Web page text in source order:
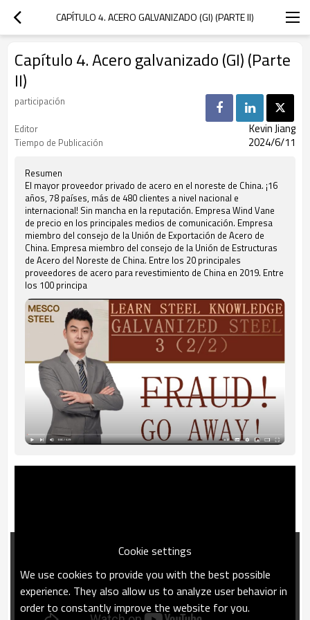
CAPÍTULO 4. ACERO GALVANIZADO (GI) (PARTE II)
Capítulo 4. Acero galvanizado (GI) (Parte
II)
participación
Editor
Kevin Jiang
Tiempo de Publicación 2024/6/11
Resumen
El mayor proveedor privado de acero en el noreste de China. ¡16
años, 78 países, más de 480 clientes a nivel nacional e
internacional! Sin mancha en la reputación. Empresa Wind Vane
de precio en los principales medios de comunicación. Empresa
miembro del consejo de la Unión de Exportación de Acero de
China. Empresa miembro del consejo de la Unión de Estructuras
de Acero del Noreste de China. Entre los 20 principales
proveedores de acero para revestimiento de China en 2019. Entre
los 100 principa
Cookie settings
We use cookies to provide you with the best possible
experience. They also allow us to analyze user behavior in
order to constantly improve the website for you.